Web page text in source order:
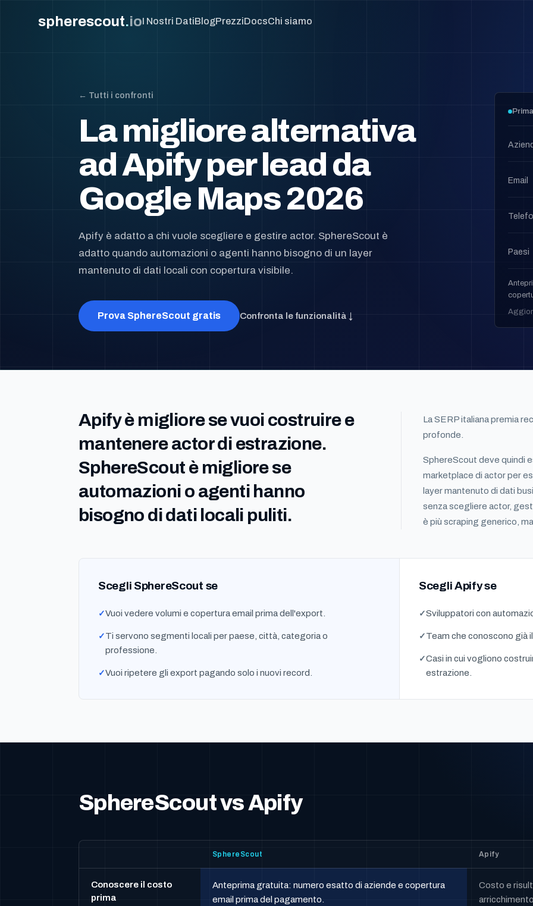
spherescout.ioI Nostri DatiBlogPrezziDocsChi siamo
← Tutti i confronti
La migliore alternativa
ad Apify per lead da
Google Maps 2026
Apify è adatto a chi vuole scegliere e gestire actor. SphereScout è
adatto quando automazioni o agenti hanno bisogno di un layer
mantenuto di dati locali con copertura visibile.
Prova SphereScout gratis Confronta le funzionalità ↓
Email
Paesi
Apify è migliore se vuoi costruire e
mantenere actor di estrazione.
SphereScout è migliore se
automazioni o agenti hanno
bisogno di dati locali puliti.
La SERP italiana premia
profonde.
SphereScout deve quindi
marketplace di actor per
layer mantenuto di dati
senza scegliere actor,
è più scraping generico,
Scegli SphereScout se
Vuoi vedere volumi e copertura email prima dell'export.
Ti servono segmenti locali per paese, città, categoria o
professione.
Vuoi ripetere gli export pagando solo i nuovi record.
Scegli Apify se
Sviluppatori con
Team che conoscono già
Casi in cui vogliono
estrazione.
SphereScout vs Apify
SphereScout Apify
Conoscere il costo
prima
Anteprima gratuita: numero esatto di aziende e copertura
email prima del pagamento.
Costo e
arricchimento.